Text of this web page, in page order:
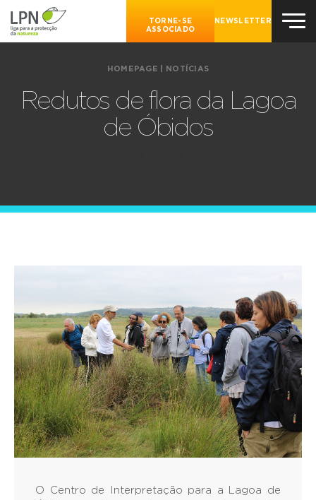
TORNE-SE
ASSOCIADO
NEWSLETTER
HOMEPAGE NOTÍCIAS
Redutos de flora da Lagoa
de Óbidos
O Centro de Interpretação para a Lagoa de